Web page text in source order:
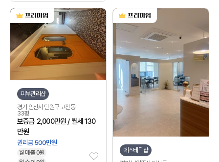
피부관리샵
경기 안산시 단원구 고잔동
33평
보증금 2,000만원 / 월세 130
만원
권리금 500만원
월 매출 0원
에스테틱샵